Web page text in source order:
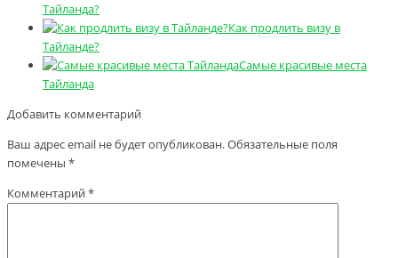
Тайланда?
Как продлить визу в
Тайланде?
Самые красивые места
Тайланда
Добавить комментарий
Ваш адрес email не будет опубликован.Обязательные поля
помечены *
Комментарий*